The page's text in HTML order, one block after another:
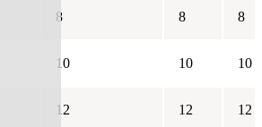
8 8 8
10 10 10
12 12 12